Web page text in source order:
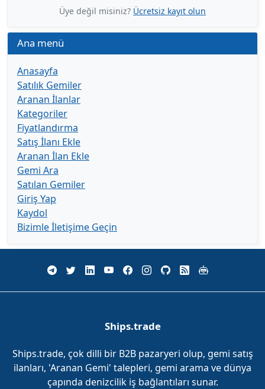
Üye değil misiniz? Ücretsiz kayıt olun
Ana menü
Anasayfa
Satılık Gemiler
Aranan İlanlar
Kategoriler
Fiyatlandırma
Satış İlanı Ekle
Aranan İlan Ekle
Gemi Ara
Satılan Gemiler
Giriş Yap
Kaydol
Bizimle İletişime Geçin
Ships.trade
Ships.trade, çok dilli bir B2B pazaryeri olup, gemi satış
ilanları, 'Aranan Gemi' talepleri, gemi arama ve dünya
çapında denizcilik iş bağlantıları sunar.